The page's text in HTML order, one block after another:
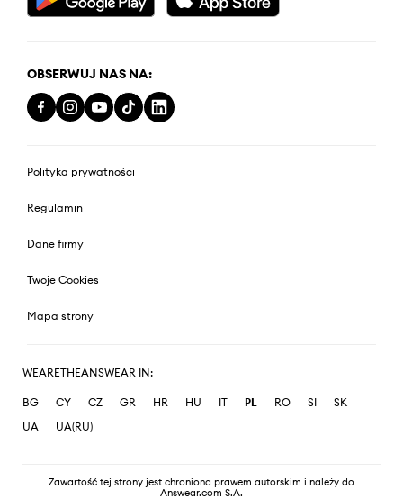
OBSERWUJ NAS NA:
Polityka prywatności
Regulamin
Dane firmy
Twoje Cookies
Mapa strony
WEARETHEANSWEAR IN:
BG CY CZ GR HR HU IT PL RO SI
SK
UA
UA(RU)
Zawartość tej strony jest chroniona prawem autorskim i należy do
Answear.com S.A.